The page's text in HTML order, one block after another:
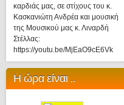
καρδιάς μας, σε στίχους του κ.
Κασκανιώτη Ανδρέα και μουσική
της Μουσικού μας κ. Λιναρδή
Στέλλας:
https://youtu.be/MjEaO9cE6Vk
Η ώρα είναι ..